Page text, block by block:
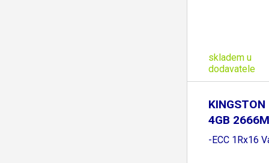
skladem u
dodavatele
4GB
Non
-ECC 1Rx16